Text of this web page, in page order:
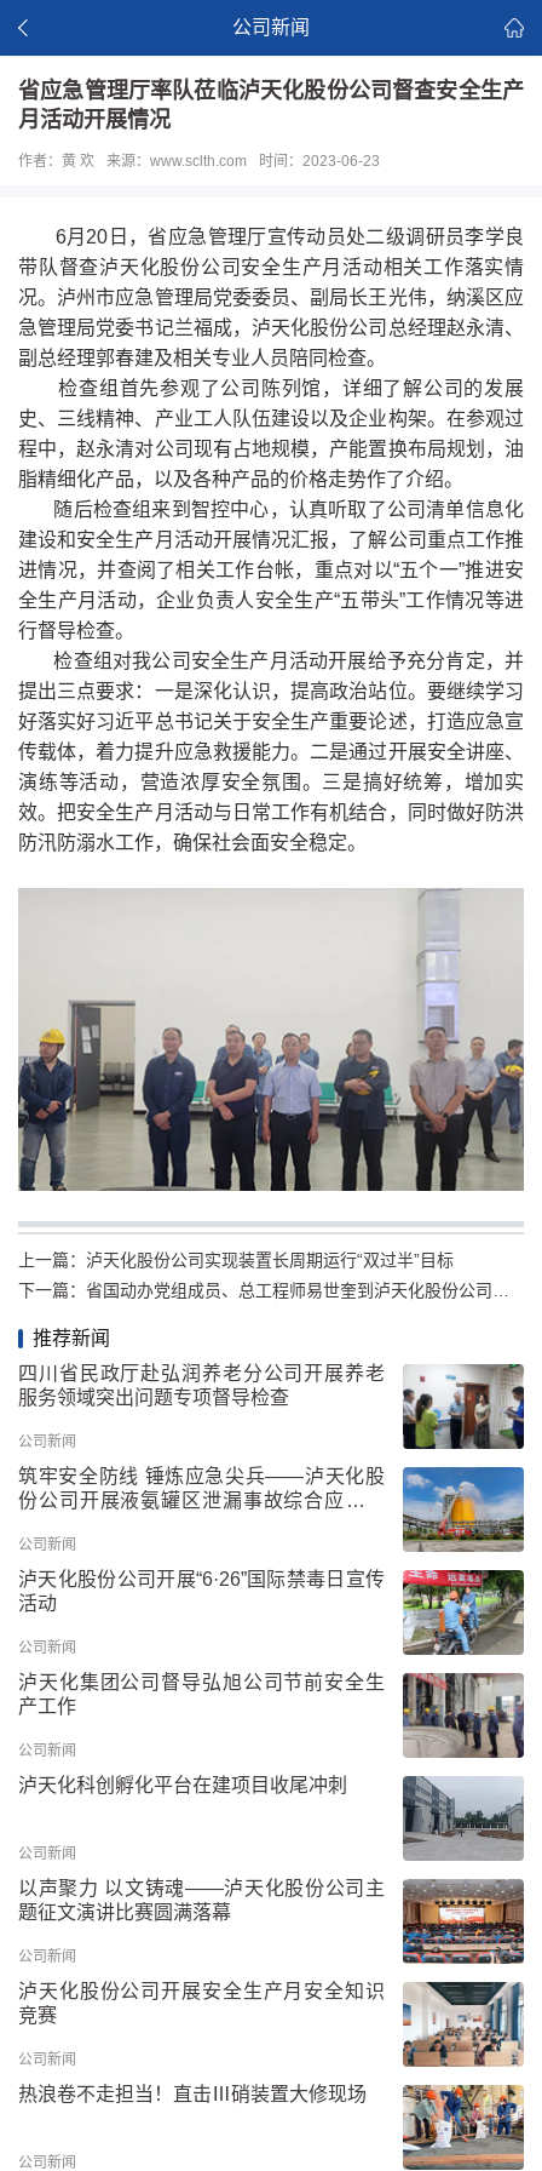
公司新闻
省应急管理厅率队莅临泸天化股份公司督查安全生产
月活动开展情况
作者：黄 欢 来源：www.sclth.com 时间：2023-06-23
6月20日，省应急管理厅宣传动员处二级调研员李学良
带队督查泸天化股份公司安全生产月活动相关工作落实情
况。泸州市应急管理局党委委员、副局长王光伟，纳溪区应
急管理局党委书记兰福成，泸天化股份公司总经理赵永清、
副总经理郭春建及相关专业人员陪同检查。
检查组首先参观了公司陈列馆，详细了解公司的发展
史、三线精神、产业工人队伍建设以及企业构架。在参观过
程中，赵永清对公司现有占地规模，产能置换布局规划，油
脂精细化产品，以及各种产品的价格走势作了介绍。
随后检查组来到智控中心，认真听取了公司清单信息化
建设和安全生产月活动开展情况汇报，了解公司重点工作推
进情况，并查阅了相关工作台帐，重点对以“五个一”推进安
全生产月活动，企业负责人安全生产“五带头”工作情况等进
行督导检查。
检查组对我公司安全生产月活动开展给予充分肯定，并
提出三点要求：一是深化认识，提高政治站位。要继续学习
好落实好习近平总书记关于安全生产重要论述，打造应急宣
传载体，着力提升应急救援能力。二是通过开展安全讲座、
演练等活动，营造浓厚安全氛围。三是搞好统筹，增加实
效。把安全生产月活动与日常工作有机结合，同时做好防洪
防汛防溺水工作，确保社会面安全稳定。
上一篇： 泸天化股份公司实现装置长周期运行“双过半”目标
下一篇： 省国动办党组成员、总工程师易世奎到泸天化股份公司调研指导工作
推荐新闻
四川省民政厅赴弘润养老分公司开展养老
服务领域突出问题专项督导检查
公司新闻
筑牢安全防线 锤炼应急尖兵——泸天化股
份公司开展液氨罐区泄漏事故综合应急救
公司新闻
泸天化股份公司开展“6·26”国际禁毒日宣传
活动
公司新闻
泸天化集团公司督导弘旭公司节前安全生
产工作
公司新闻
泸天化科创孵化平台在建项目收尾冲刺
公司新闻
以声聚力 以文铸魂——泸天化股份公司主
题征文演讲比赛圆满落幕
公司新闻
泸天化股份公司开展安全生产月安全知识
竞赛
公司新闻
热浪卷不走担当！直击Ⅲ硝装置大修现场
公司新闻